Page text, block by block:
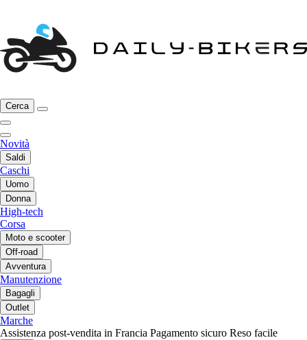
Cerca
Novità
Saldi
Caschi
Uomo
Donna
High-tech
Corsa
Moto e scooter
Off-road
Avventura
Manutenzione
Bagagli
Outlet
Marche
Assistenza post-vendita in Francia Pagamento sicuro Reso facile